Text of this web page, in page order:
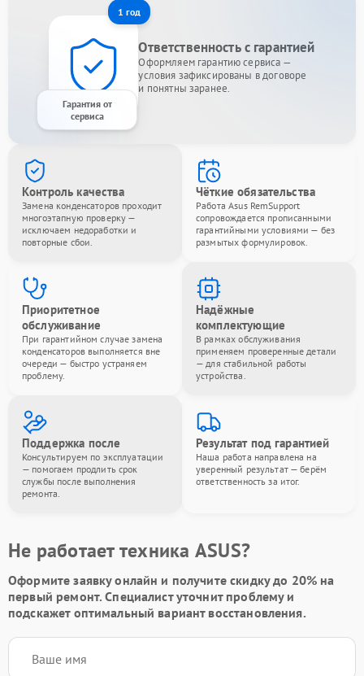
1 год
Гарантия от
сервиса
Ответственность с гарантией
Оформляем гарантию сервиса —
условия зафиксированы в договоре
и понятны заранее.
Контроль качества
Замена конденсаторов проходит
многоэтапную проверку —
исключаем недоработки и
повторные сбои.
Чёткие обязательства
Работа Asus RemSupport
сопровождается прописанными
гарантийными условиями — без
размытых формулировок.
Приоритетное
обслуживание
При гарантийном случае замена
конденсаторов выполняется вне
очереди — быстро устраняем
проблему.
Надёжные
комплектующие
В рамках обслуживания
применяем проверенные детали
— для стабильной работы
устройства.
Поддержка после
Консультируем по эксплуатации
— помогаем продлить срок
службы после выполнения
ремонта.
Результат под гарантией
Наша работа направлена на
уверенный результат — берём
ответственность за итог.
Не работает техника ASUS?
Оформите заявку онлайн и получитескидку до 20% на
первый ремонт. Специалист уточнит проблему и
подскажет оптимальный вариант восстановления.